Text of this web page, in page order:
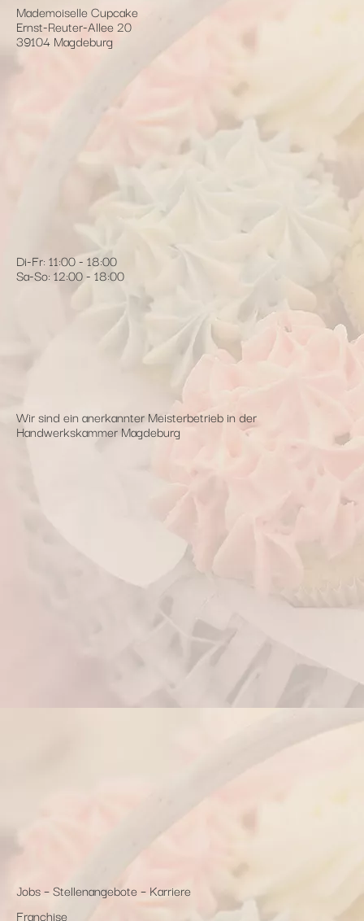
Mademoiselle Cupcake
Ernst-Reuter-Allee 20
39104 Magdeburg
Di-Fr: 11:00 - 18:00
Sa-So: 12:00 - 18:00
Wir sind ein anerkannter Meisterbetrieb in der
Handwerkskammer Magdeburg
Jobs – Stellenangebote – Karriere
Franchise